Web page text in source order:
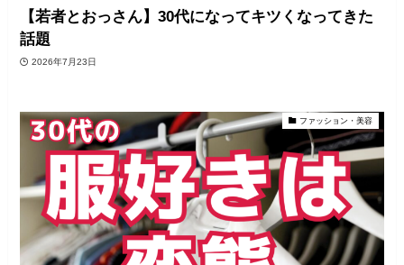
【若者とおっさん】30代になってキツくなってきた
話題
2026年7月23日
ファッション・美容